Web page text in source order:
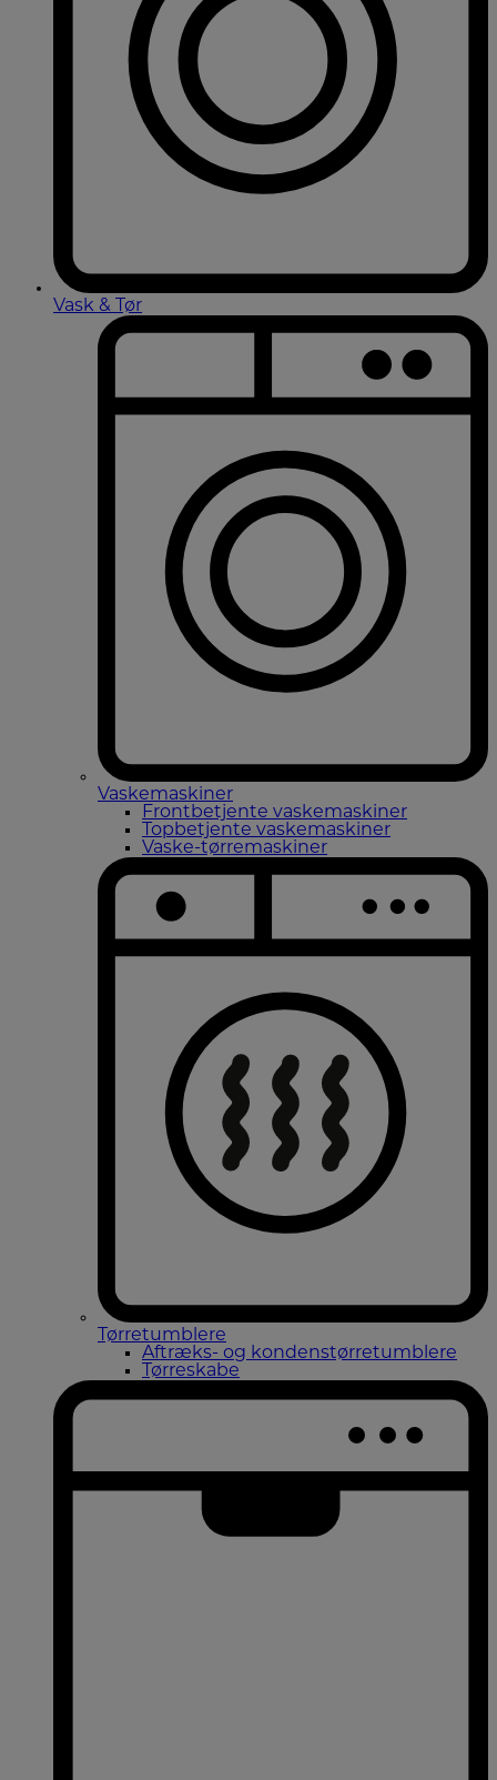
Vask & Tør
Vaskemaskiner
Frontbetjente vaskemaskiner
Topbetjente vaskemaskiner
Vaske-tørremaskiner
Tørretumblere
Aftræks- og kondenstørretumblere
Tørreskabe